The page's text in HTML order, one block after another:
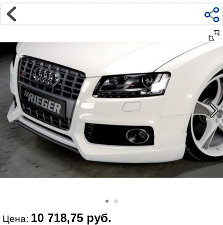
Магазин
Интернет-магазин �...
Цена: 10 718,75 руб.
Наши контакты:
г. Москва, м.ВДНХ
ул Ярославская д9 к2с5
Маршрут на Авто
Маршрут пешком
Телефон:
+7 985 364 2044
@vonardtuning:vonard.ru
График работы по московскому времени:
Мы в соц сетях: